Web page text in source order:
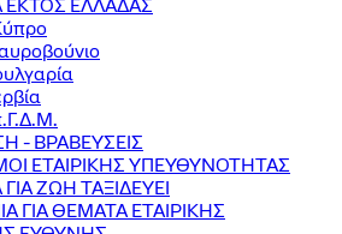
ΕΛΛΑΔΑΣ
- ΒΡΑΒΕΥΣΕΙΣ
ΕΤΑΙΡΙΚΗΣ ΥΠΕΥΘΥΝΟΤΗΤΑΣ
ΖΩΗ ΤΑΞΙΔΕΥΕΙ
ΓΙΑ ΘΕΜΑΤΑ ΕΤΑΙΡΙΚΗΣ